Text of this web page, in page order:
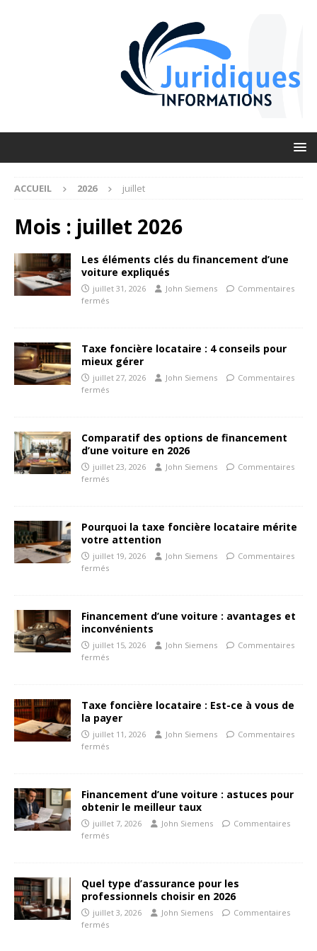
ACCUEIL 2026 juillet
Mois : juillet 2026
Les éléments clés du financement d’une
voiture expliqués
juillet 31, 2026 John Siemens
Commentaires
fermés
Taxe foncière locataire : 4 conseils pour
mieux gérer
juillet 27, 2026 John Siemens
Commentaires
fermés
Comparatif des options de financement
d’une voiture en 2026
juillet 23, 2026 John Siemens
Commentaires
fermés
Pourquoi la taxe foncière locataire mérite
votre attention
juillet 19, 2026 John Siemens
Commentaires
fermés
Financement d’une voiture : avantages et
inconvénients
juillet 15, 2026 John Siemens
Commentaires
fermés
Taxe foncière locataire : Est-ce à vous de
la payer
juillet 11, 2026 John Siemens
Commentaires
fermés
Financement d’une voiture : astuces pour
obtenir le meilleur taux
juillet 7, 2026 John Siemens
Commentaires
fermés
Quel type d’assurance pour les
professionnels choisir en 2026
juillet 3, 2026 John Siemens
Commentaires
fermés